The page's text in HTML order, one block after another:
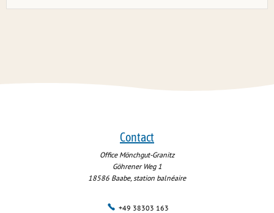
Contact
Office Mönchgut-Granitz
Göhrener Weg 1
18586 Baabe, station balnéaire
+49 38303 163